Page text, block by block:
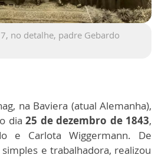
no detalhe, padre Gebardo
na Baviera (atual Alemanha),
dia25 de dezembro de 1843,
e Carlota Wiggermann. De
simples e trabalhadora, realizou